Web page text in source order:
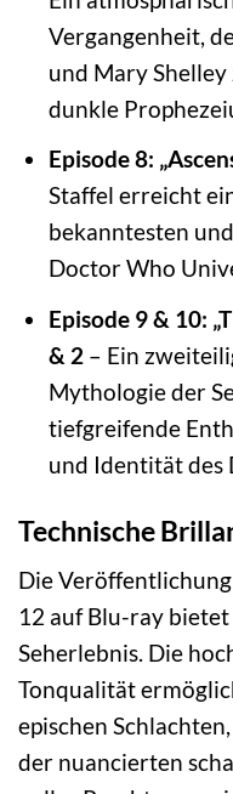
Vergangenheit,
und Mary
dunkle
Episode 8:
Staffel erreicht
bekanntesten
Doctor Who
Episode 9 & 10:
& 2 – Ein
Mythologie der
tiefgreifende
und Identität des
Technische
Die
12 auf Blu-ray
Seherlebnis. Die
Tonqualität
epischen
der nuancierten